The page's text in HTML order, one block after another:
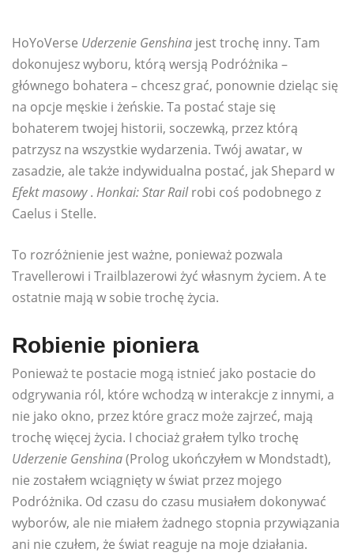
HoYoVerse Uderzenie Genshina jest trochę inny. Tam
dokonujesz wyboru, którą wersją Podróżnika –
głównego bohatera – chcesz grać, ponownie dzieląc się
na opcje męskie i żeńskie. Ta postać staje się
bohaterem twojej historii, soczewką, przez którą
patrzysz na wszystkie wydarzenia. Twój awatar, w
zasadzie, ale także indywidualna postać, jak Shepard w
Efekt masowy. Honkai: Star Railrobi coś podobnego z
Caelus i Stelle.
To rozróżnienie jest ważne, ponieważ pozwala
Travellerowi i Trailblazerowi żyć własnym życiem. A te
ostatnie mają w sobie trochę życia.
Robienie pioniera
Ponieważ te postacie mogą istnieć jako postacie do
odgrywania ról, które wchodzą w interakcje z innymi, a
nie jako okno, przez które gracz może zajrzeć, mają
trochę więcej życia. I chociaż grałem tylko trochę
Uderzenie Genshina(Prolog ukończyłem w Mondstadt),
nie zostałem wciągnięty w świat przez mojego
Podróżnika. Od czasu do czasu musiałem dokonywać
wyborów, ale nie miałem żadnego stopnia przywiązania
ani nie czułem, że świat reaguje na moje działania.